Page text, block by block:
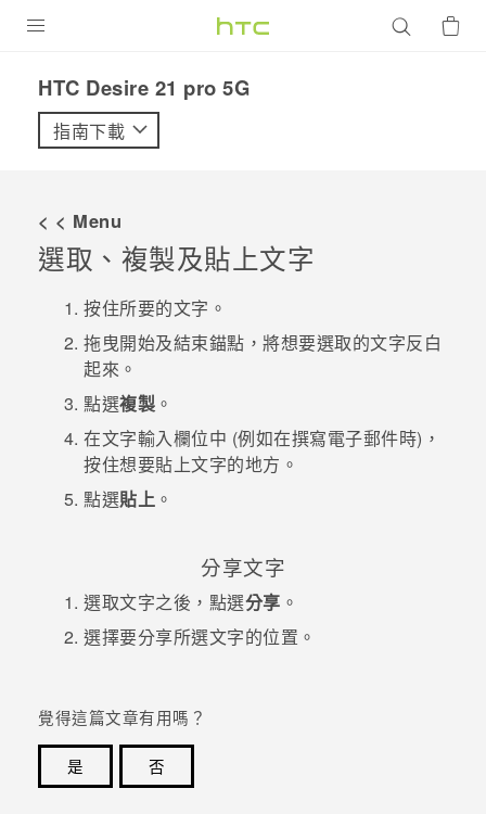
VIVE
優惠專區
校園專案
企業採購
銷售通路
支援服務
HTC Desire 21 pro 5G‎
指南下載
< < Menu
選取、複製及貼上文字
按住所要的文字。
拖曳開始及結束錨點，將想要選取的文字反白
起來。
點選複製 。
在文字輸入欄位中 (例如在撰寫電子郵件時)，
按住想要貼上文字的地方。
點選貼上 。
分享文字
選取文字之後，點選分享 。
選擇要分享所選文字的位置。
覺得這篇文章有用嗎？
是
否